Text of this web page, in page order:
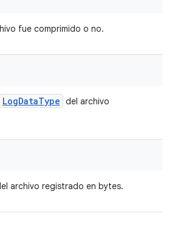
fue comprimido o no.
LogDataType del archivo
archivo registrado en bytes.